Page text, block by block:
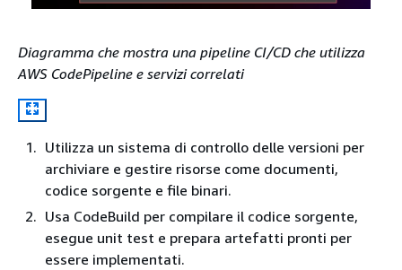
Diagramma che mostra una pipeline CI/CD che utilizza
AWS CodePipeline e servizi correlati
Utilizza un sistema di controllo delle versioni per
archiviare e gestire risorse come documenti,
codice sorgente e file binari.
Usa CodeBuild per compilare il codice sorgente,
esegue unit test e prepara artefatti pronti per
essere implementati.